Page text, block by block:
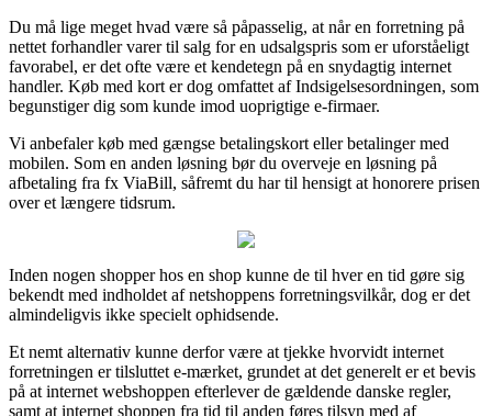
Du må lige meget hvad være så påpasselig, at når en forretning på
nettet forhandler varer til salg for en udsalgspris som er uforståeligt
favorabel, er det ofte være et kendetegn på en snydagtig internet
handler. Køb med kort er dog omfattet af Indsigelsesordningen, som
begunstiger dig som kunde imod uoprigtige e-firmaer.
Vi anbefaler køb med gængse betalingskort eller betalinger med
mobilen. Som en anden løsning bør du overveje en løsning på
afbetaling fra fx ViaBill, såfremt du har til hensigt at honorere prisen
over et længere tidsrum.
Inden nogen shopper hos en shop kunne de til hver en tid gøre sig
bekendt med indholdet af netshoppens forretningsvilkår, dog er det
almindeligvis ikke specielt ophidsende.
Et nemt alternativ kunne derfor være at tjekke hvorvidt internet
forretningen er tilsluttet e-mærket, grundet at det generelt er et bevis
på at internet webshoppen efterlever de gældende danske regler,
samt at internet shoppen fra tid til anden føres tilsyn med af